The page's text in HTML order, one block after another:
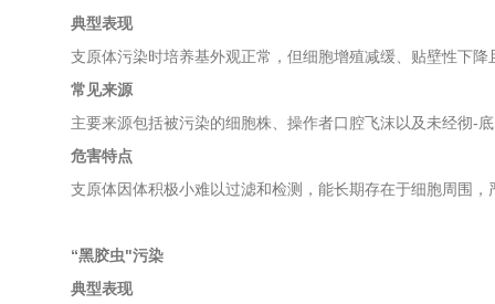
典型表现
支原体污染时培养基外观正常，但细胞增殖减缓、贴壁性下
常见来源
主要来源包括被污染的细胞株、操作者口腔飞沫以及未经彻-
危害特点
支原体因体积极小难以过滤和检测，能长期存在于细胞周围
“黑胶虫"污染
典型表现